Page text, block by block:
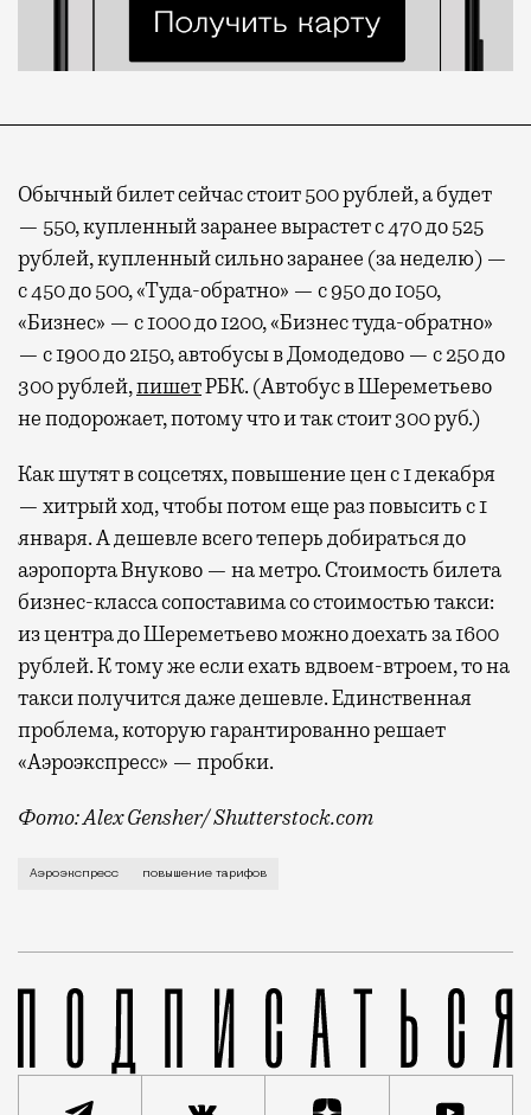
Обычный билет сейчас стоит 500 рублей, а будет
— 550, купленный заранее вырастет с 470 до 525
рублей, купленный сильно заранее (за неделю) —
с 450 до 500, «Туда-обратно» — с 950 до 1050,
«Бизнес» — с 1000 до 1200, «Бизнес туда-обратно»
— с 1900 до 2150, автобусы в Домодедово — с 250 до
300 рублей,пишетРБК. (Автобус в Шереметьево
не подорожает, потому что и так стоит 300 руб.)
Как шутят в соцсетях, повышение цен с 1 декабря
— хитрый ход, чтобы потом еще раз повысить с 1
января. А дешевле всего теперь добираться до
аэропорта Внуково — на метро. Стоимость билета
бизнес-класса сопоставима со стоимостью такси:
из центра до Шереметьево можно доехать за 1600
рублей. К тому же если ехать вдвоем-втроем, то на
такси получится даже дешевле. Единственная
проблема, которую гарантированно решает
«Аэроэкспресс» — пробки.
Фото: Alex Gensher/ Shutterstock.com
Цену билетов на «Аэроэкспресс» уже повышали
Аэроэкспресс повышение тарифов